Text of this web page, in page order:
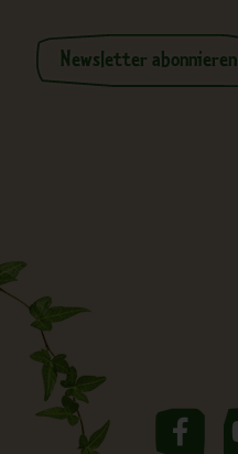
Newsletter abonnieren